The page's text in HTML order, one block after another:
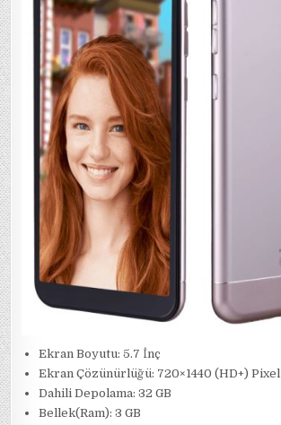
Ekran Boyutu: 5.7 İnç
Ekran Çözünürlüğü: 720×1440 (HD+) Pixel
Dahili Depolama: 32 GB
Bellek(Ram): 3 GB